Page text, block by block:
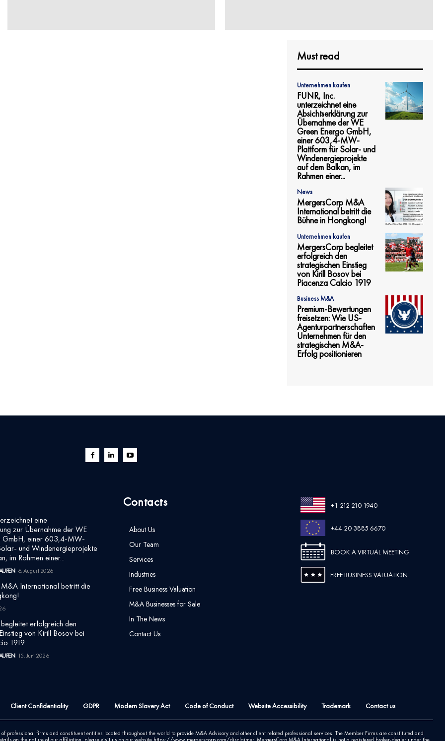
Must read
Unternehmen kaufen
FUNR, Inc.
unterzeichnet eine
Absichtserklärung zur
Übernahme der WE
Green Energo GmbH,
einer 603,4-MW-
Plattform für Solar- und
Windenergieprojekte
auf dem Balkan, im
Rahmen einer...
News
MergersCorp M&A
International betritt die
Bühne in Hongkong!
Unternehmen kaufen
MergersCorp begleitet
erfolgreich den
strategischen Einstieg
von Kirill Bosov bei
Piacenza Calcio 1919
Business M&A
Premium-Bewertungen
freisetzen: Wie US-
Agenturpartnerschaften
Unternehmen für den
strategischen M&A-
Erfolg positionieren
eine
zur Übernahme der WE
GmbH, einer 603,4-MW-
und Windenergieprojekte
im Rahmen einer...
6. August 2026
International betritt die
erfolgreich den
von Kirill Bosov bei
1919
15. Juni 2026
Contacts
About Us
Our Team
Services
Industries
Free Business Valuation
M&A Businesses for Sale
In The News
Contact Us
+1 212 210 1940
+44 20 3885 6670
BOOK A VIRTUAL MEETING
FREE BUSINESS VALUATION
Client Confidentiality GDPR Modern Slavery Act Code of Conduct Website Accessibility Trademark Contact us
firms and constituent entities located throughout the world to provide M&A Advisory and other client related professional services. The Member Firms are constituted and